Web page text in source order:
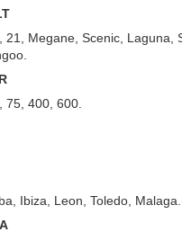
21, Megane, Scenic, Laguna,
75, 400, 600.
Ibiza, Leon, Toledo, Malaga.